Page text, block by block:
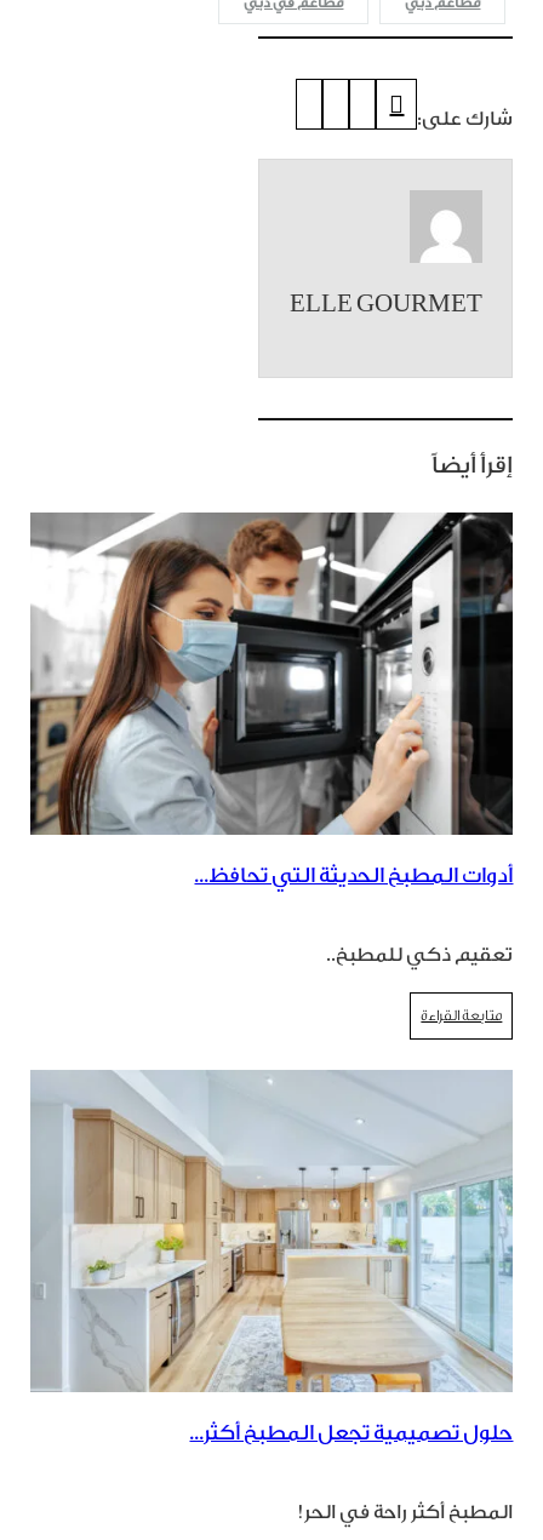
شارك على:
ELLE GOURMET
إقرأ أيضاً
أدوات المطبخ الحديثة التي تحافظ...
تعقيم ذكي للمطبخ..
متابعة القراءة
حلول تصميمية تجعل المطبخ أكثر...
المطبخ أكثر راحة في الحر!